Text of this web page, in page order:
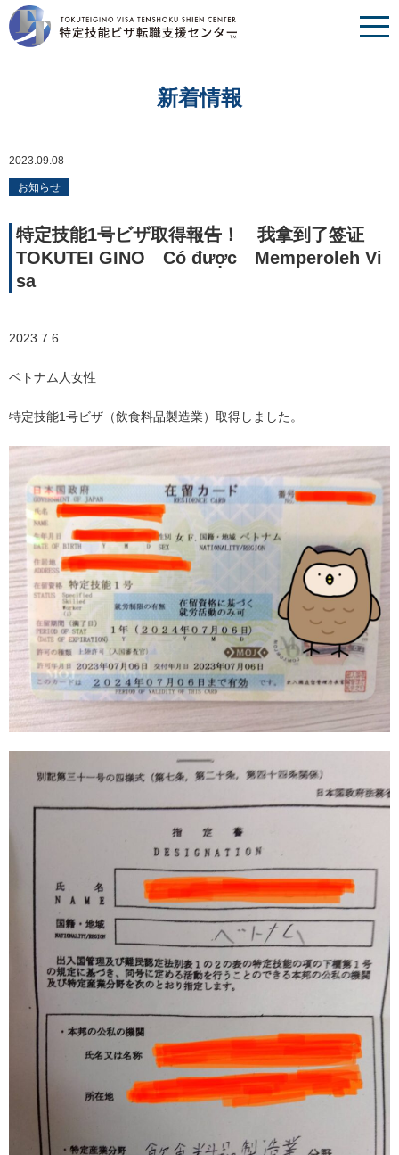
新着情報
2023.09.08
お知らせ
特定技能1号ビザ取得報告！ 我拿到了签证
TOKUTEI GINO Có được Memperoleh Vi
sa
2023.7.6
ベトナム人女性
特定技能1号ビザ（飲食料品製造業）取得しました。